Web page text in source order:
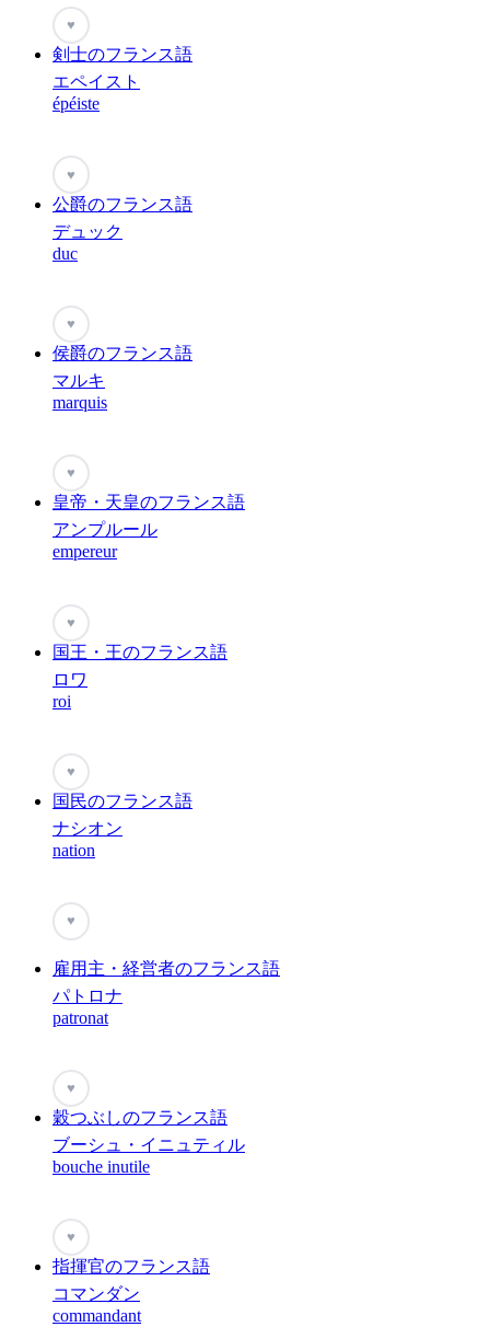
♥
剣士のフランス語
エペイスト
épéiste
♥
公爵のフランス語
デュック
duc
♥
侯爵のフランス語
マルキ
marquis
♥
皇帝・天皇のフランス語
アンプルール
empereur
♥
国王・王のフランス語
ロワ
roi
♥
国民のフランス語
ナシオン
nation
♥
雇用主・経営者のフランス語
パトロナ
patronat
♥
穀つぶしのフランス語
ブーシュ・イニュティル
bouche inutile
♥
指揮官のフランス語
コマンダン
commandant